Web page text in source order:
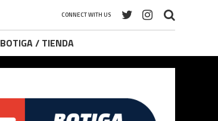
CONNECT WITH US
BOTIGA / TIENDA